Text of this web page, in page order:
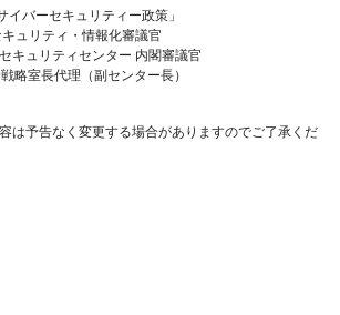
イバーセキュリティー政策」
ュリティ・情報化審議官
キュリティセンター 内閣審議官
略室長代理（副センター長）
は予告なく変更する場合がありますのでご了承くだ